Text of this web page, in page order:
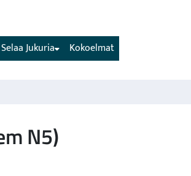
Kokoelmat
Selaa Jukuria
N5)